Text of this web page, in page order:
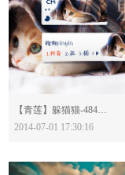
分享：
【青莲】躲猫猫-484875
2014-07-01 17:30:16